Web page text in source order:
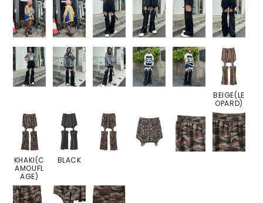
BEIGE(LE
OPARD)
KHAKI(C
AMOUFL
AGE)
BLACK